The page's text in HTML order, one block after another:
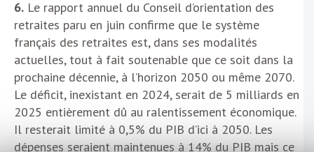
6. Le rapport annuel du Conseil d’orientation des
retraites paru en juin confirme que le système
français des retraites est, dans ses modalités
actuelles, tout à fait soutenable que ce soit dans la
prochaine décennie, à l’horizon 2050 ou même 2070.
Le déficit, inexistant en 2024, serait de 5 milliards en
2025 entièrement dû au ralentissement économique.
Il resterait limité à 0,5% du PIB d’ici à 2050. Les
dépenses seraient maintenues à 14% du PIB mais ce